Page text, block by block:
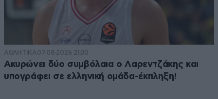
ΑΘΛΗΤΙΚΑ07·08·2026 21:30
Ακυρώνει δύο συμβόλαια ο Λαρεντζάκης και
υπογράφει σε ελληνική ομάδα-έκπληξη!